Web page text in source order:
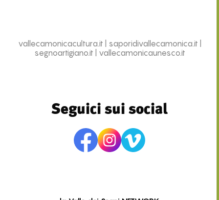
vallecamonicacultura.it saporidivallecamonica.it
segnoartigiano.it
vallecamonicaunesco.it
Seguici sui social